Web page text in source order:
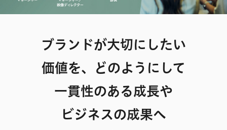
ブランドが大切にしたい
価値を、どのようにして
一貫性のある成長や
ビジネスの成果へ